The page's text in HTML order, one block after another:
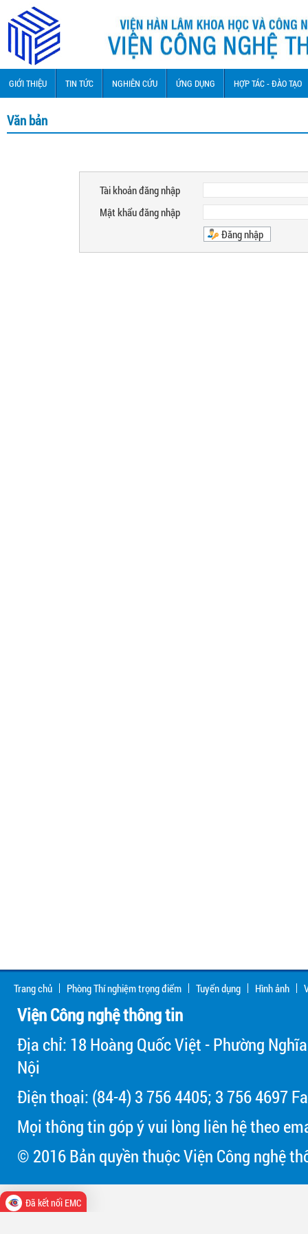
GIỚI THIỆU TIN TỨC NGHIÊN CỨU ỨNG DỤNG HỢP TÁC - ĐÀO TẠO
Văn bản
Tài khoản đăng nhập
Mật khẩu đăng nhập
Đăng nhập
Trang chủ Phòng Thí nghiệm trọng điểm Tuyển dụng Hình ảnh
Viện Công nghệ thông tin
Địa chỉ: 18 Hoàng Quốc Việt - Phường
Nội
Điện thoại: (84-4) 3 756 4405; 3 756 4697
Mọi thông tin góp ý vui lòng liên hệ theo
© 2016 Bản quyền thuộc Viện Công nghệ
Đã kết nối EMC